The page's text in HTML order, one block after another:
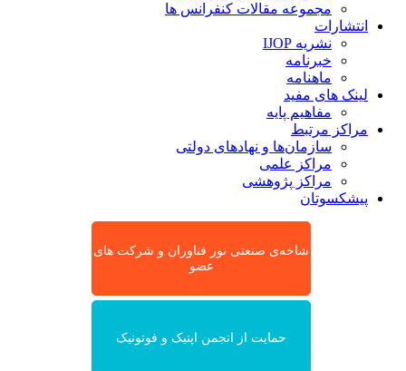
مجموعه مقالات کنفرانس ها
انتشارات
نشریه IJOP
خبرنامه
ماهنامه
لینک های مفید
مفاهیم پایه
مراکز مرتبط
سازمان‌ها و نهادهای دولتی
مراکز علمی
مراکز پژوهشی
پیشکسوتان
شاخه‌ی صنعتی نور فناوران و شرکت های
عضو
حمایت از انجمن اپتیک و فوتونیک